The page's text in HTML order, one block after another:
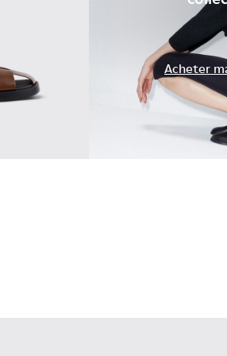
blanches et vertes Pour femme.
en cuir marron Pour femme.
001
.
Acheter